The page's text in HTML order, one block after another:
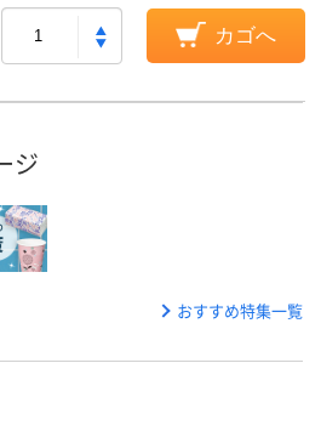
カゴへ
ジ
おすすめ特集一覧